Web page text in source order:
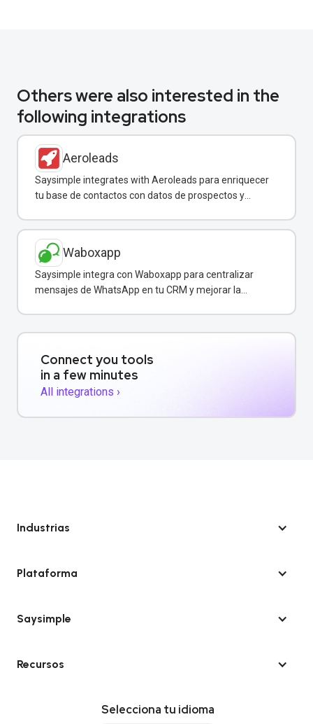
Others were also interested in the
following integrations
Aeroleads
Saysimple integrates with Aeroleads para enriquecer
tu base de contactos con datos de prospectos y
Waboxapp
Saysimple integra con Waboxapp para centralizar
mensajes de WhatsApp en tu CRM y mejorar la
Connect you tools
in a few minutes
All integrations ›
Industrias
Plataforma
Saysimple
Recursos
Selecciona tu idioma